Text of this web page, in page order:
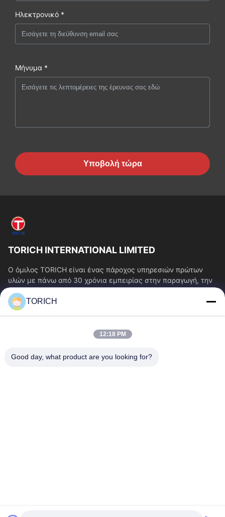
Ηλεκτρονικό *
Μήνυμα *
Υποβολή τώρα
TORICH INTERNATIONAL LIMITED
Ο όμιλος TORICH είναι ένας πάροχος υπηρεσιών πρώτων
υλών με πάνω από 30 χρόνια εμπειρίας στην παραγωγή, την
έρευνα και ανάπτυξη, το εμπόριο, την...
Γρήγοροι Σύνδεσμοι
Σχετικά Με Εμάς
Γύρος Εργοστασίων
Ποιοτικός Έλεγχος
TORICH
12:18 PM
Good day, what product are you looking for?